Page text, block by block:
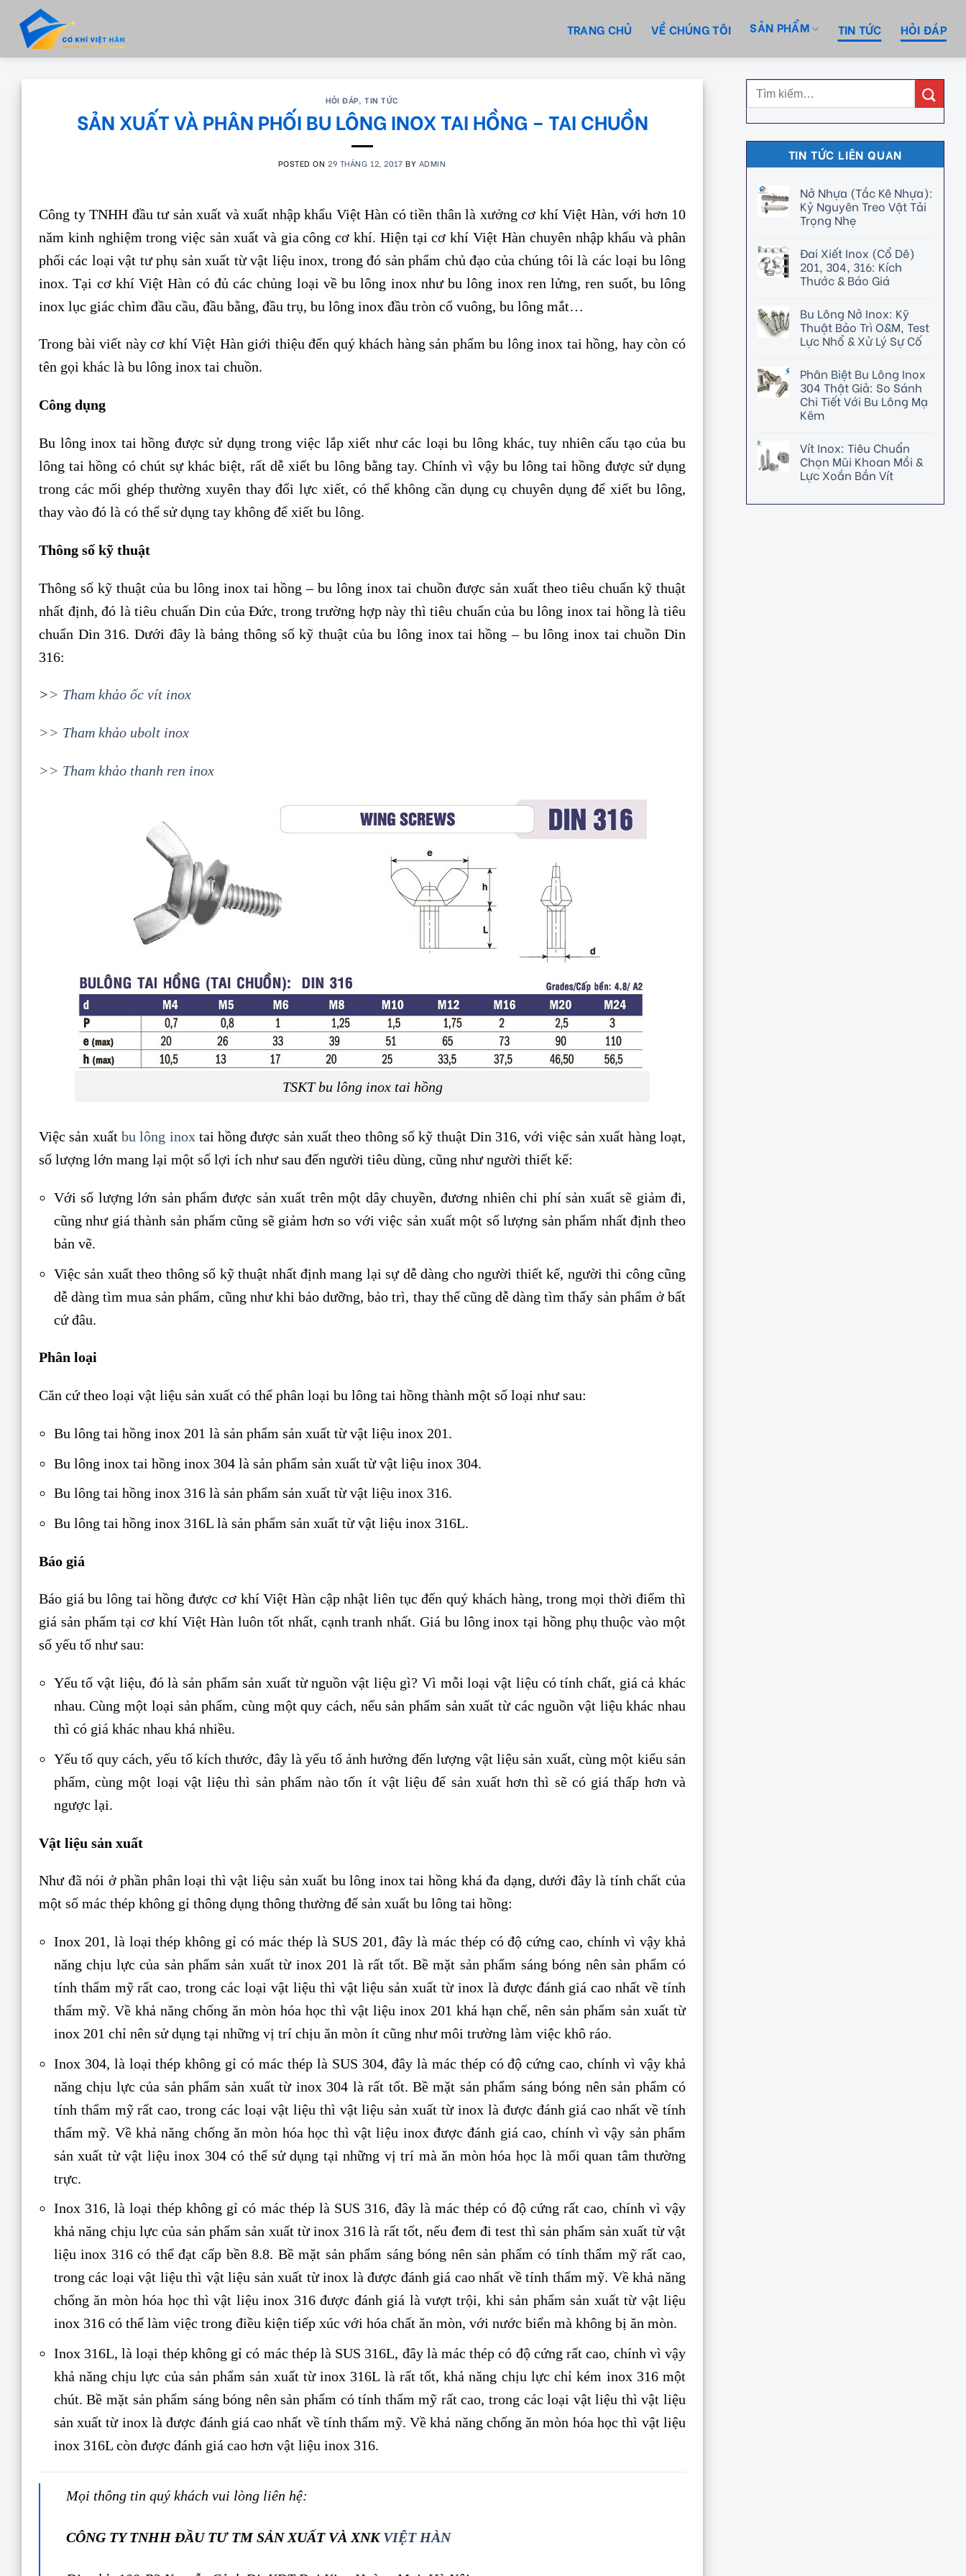
content
TRANG CHỦ VỀ CHÚNG TÔI SẢN PHẨM TIN TỨC HỎI ĐÁP
HỎI ĐÁP,TIN TỨC
SẢN XUẤT VÀ PHÂN PHỐI BU LÔNG INOX TAI HỒNG – TAI CHUỒN
POSTED ON 29 THÁNG 12, 2017 BY ADMIN
Công ty TNHH đầu tư sản xuất và xuất nhập khẩu Việt Hàn có tiền thân là xưởng cơ khí Việt Hàn, với hơn 10
năm kinh nghiệm trong việc sản xuất và gia công cơ khí. Hiện tại cơ khí Việt Hàn chuyên nhập khẩu và phân
phối các loại vật tư phụ sản xuất từ vật liệu inox, trong đó sản phẩm chủ đạo của chúng tôi là các loại bu lông
inox. Tại cơ khí Việt Hàn có đủ các chủng loại về bu lông inox như bu lông inox ren lửng, ren suốt, bu lông
inox lục giác chìm đầu cầu, đầu bằng, đầu trụ, bu lông inox đầu tròn cổ vuông, bu lông mắt…
Trong bài viết này cơ khí Việt Hàn giới thiệu đến quý khách hàng sản phẩm bu lông inox tai hồng, hay còn có
tên gọi khác là bu lông inox tai chuồn.
Công dụng
Bu lông inox tai hồng được sử dụng trong việc lắp xiết như các loại bu lông khác, tuy nhiên cấu tạo của bu
lông tai hồng có chút sự khác biệt, rất dễ xiết bu lông bằng tay. Chính vì vậy bu lông tai hồng được sử dụng
trong các mối ghép thường xuyên thay đổi lực xiết, có thể không cần dụng cụ chuyên dụng để xiết bu lông,
thay vào đó là có thể sử dụng tay không để xiết bu lông.
Thông số kỹ thuật
Thông số kỹ thuật của bu lông inox tai hồng – bu lông inox tai chuồn được sản xuất theo tiêu chuẩn kỹ thuật
nhất định, đó là tiêu chuẩn Din của Đức, trong trường hợp này thì tiêu chuẩn của bu lông inox tai hồng là tiêu
chuẩn Din 316. Dưới đây là bảng thông số kỹ thuật của bu lông inox tai hồng – bu lông inox tai chuồn Din
316:
>> Tham khảo ốc vít inox
>> Tham khảo ubolt inox
>> Tham khảo thanh ren inox
TSKT bu lông inox tai hồng
Việc sản xuất bu lông inoxtai hồng được sản xuất theo thông số kỹ thuật Din 316, với việc sản xuất hàng loạt,
số lượng lớn mang lại một số lợi ích như sau đến người tiêu dùng, cũng như người thiết kế:
Với số lượng lớn sản phẩm được sản xuất trên một dây chuyền, đương nhiên chi phí sản xuất sẽ giảm đi,
cũng như giá thành sản phẩm cũng sẽ giảm hơn so với việc sản xuất một số lượng sản phẩm nhất định theo
bản vẽ.
Việc sản xuất theo thông số kỹ thuật nhất định mang lại sự dễ dàng cho người thiết kế, người thi công cũng
dễ dàng tìm mua sản phẩm, cũng như khi bảo dưỡng, bảo trì, thay thế cũng dễ dàng tìm thấy sản phẩm ở bất
cứ đâu.
Phân loại
Căn cứ theo loại vật liệu sản xuất có thể phân loại bu lông tai hồng thành một số loại như sau:
Bu lông tai hồng inox 201 là sản phẩm sản xuất từ vật liệu inox 201.
Bu lông inox tai hồng inox 304 là sản phẩm sản xuất từ vật liệu inox 304.
Bu lông tai hồng inox 316 là sản phẩm sản xuất từ vật liệu inox 316.
Bu lông tai hồng inox 316L là sản phẩm sản xuất từ vật liệu inox 316L.
Báo giá
Báo giá bu lông tai hồng được cơ khí Việt Hàn cập nhật liên tục đến quý khách hàng, trong mọi thời điểm thì
giá sản phẩm tại cơ khí Việt Hàn luôn tốt nhất, cạnh tranh nhất. Giá bu lông inox tại hồng phụ thuộc vào một
số yếu tố như sau:
Yếu tố vật liệu, đó là sản phẩm sản xuất từ nguồn vật liệu gì? Vì mỗi loại vật liệu có tính chất, giá cả khác
nhau. Cùng một loại sản phẩm, cùng một quy cách, nếu sản phẩm sản xuất từ các nguồn vật liệu khác nhau
thì có giá khác nhau khá nhiều.
Yếu tố quy cách, yếu tố kích thước, đây là yếu tố ảnh hưởng đến lượng vật liệu sản xuất, cùng một kiểu sản
phẩm, cùng một loại vật liệu thì sản phẩm nào tốn ít vật liệu để sản xuất hơn thì sẽ có giá thấp hơn và
ngược lại.
Vật liệu sản xuất
Như đã nói ở phần phân loại thì vật liệu sản xuất bu lông inox tai hồng khá đa dạng, dưới đây là tính chất của
một số mác thép không gỉ thông dụng thông thường để sản xuất bu lông tai hồng:
Inox 201, là loại thép không gỉ có mác thép là SUS 201, đây là mác thép có độ cứng cao, chính vì vậy khả
năng chịu lực của sản phẩm sản xuất từ inox 201 là rất tốt. Bề mặt sản phẩm sáng bóng nên sản phẩm có
tính thẩm mỹ rất cao, trong các loại vật liệu thì vật liệu sản xuất từ inox là được đánh giá cao nhất về tính
thẩm mỹ. Về khả năng chống ăn mòn hóa học thì vật liệu inox 201 khá hạn chế, nên sản phẩm sản xuất từ
inox 201 chỉ nên sử dụng tại những vị trí chịu ăn mòn ít cũng như môi trường làm việc khô ráo.
Inox 304, là loại thép không gỉ có mác thép là SUS 304, đây là mác thép có độ cứng cao, chính vì vậy khả
năng chịu lực của sản phẩm sản xuất từ inox 304 là rất tốt. Bề mặt sản phẩm sáng bóng nên sản phẩm có
tính thẩm mỹ rất cao, trong các loại vật liệu thì vật liệu sản xuất từ inox là được đánh giá cao nhất về tính
thẩm mỹ. Về khả năng chống ăn mòn hóa học thì vật liệu inox được đánh giá cao, chính vì vậy sản phẩm
sản xuất từ vật liệu inox 304 có thể sử dụng tại những vị trí mà ăn mòn hóa học là mối quan tâm thường
trực.
Inox 316, là loại thép không gỉ có mác thép là SUS 316, đây là mác thép có độ cứng rất cao, chính vì vậy
khả năng chịu lực của sản phẩm sản xuất từ inox 316 là rất tốt, nếu đem đi test thì sản phẩm sản xuất từ vật
liệu inox 316 có thể đạt cấp bền 8.8. Bề mặt sản phẩm sáng bóng nên sản phẩm có tính thẩm mỹ rất cao,
trong các loại vật liệu thì vật liệu sản xuất từ inox là được đánh giá cao nhất về tính thẩm mỹ. Về khả năng
chống ăn mòn hóa học thì vật liệu inox 316 được đánh giá là vượt trội, khi sản phẩm sản xuất từ vật liệu
inox 316 có thể làm việc trong điều kiện tiếp xúc với hóa chất ăn mòn, với nước biển mà không bị ăn mòn.
Inox 316L, là loại thép không gỉ có mác thép là SUS 316L, đây là mác thép có độ cứng rất cao, chính vì vậy
khả năng chịu lực của sản phẩm sản xuất từ inox 316L là rất tốt, khả năng chịu lực chỉ kém inox 316 một
chút. Bề mặt sản phẩm sáng bóng nên sản phẩm có tính thẩm mỹ rất cao, trong các loại vật liệu thì vật liệu
sản xuất từ inox là được đánh giá cao nhất về tính thẩm mỹ. Về khả năng chống ăn mòn hóa học thì vật liệu
inox 316L còn được đánh giá cao hơn vật liệu inox 316.
Mọi thông tin quý khách vui lòng liên hệ:
CÔNG TY TNHH ĐẦU TƯ TM SẢN XUẤT VÀ XNKVIỆT HÀN
TIN TỨC LIÊN QUAN
Nở Nhựa (Tắc Kê Nhựa):
Kỷ Nguyên Treo Vật Tải
Trọng Nhẹ
Đai Xiết Inox (Cổ Dê)
201, 304, 316: Kích
Thước & Báo Giá
Bu Lông Nở Inox: Kỹ
Thuật Bảo Trì O&M, Test
Lực Nhổ & Xử Lý Sự Cố
Phân Biệt Bu Lông Inox
304 Thật Giả: So Sánh
Chi Tiết Với Bu Lông Mạ
Kẽm
Vít Inox: Tiêu Chuẩn
Chọn Mũi Khoan Mồi &
Lực Xoắn Bắn Vít